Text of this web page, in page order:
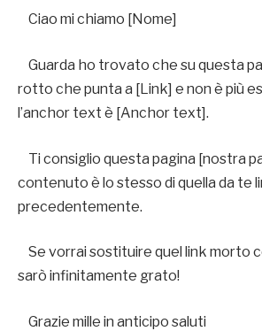
Ciao mi chiamo [Nome]
Guarda ho trovato che su questa
rotto che punta a [Link] e non è più
l’anchor text è [Anchor text].
Ti consiglio questa pagina [nostra
contenuto è lo stesso di quella da te
precedentemente.
Se vorrai sostituire quel link morto
sarò infinitamente grato!
Grazie mille in anticipo saluti